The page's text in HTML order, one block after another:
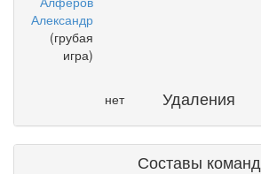
Александр
(грубая
игра)
нет Удаления
Составы команд